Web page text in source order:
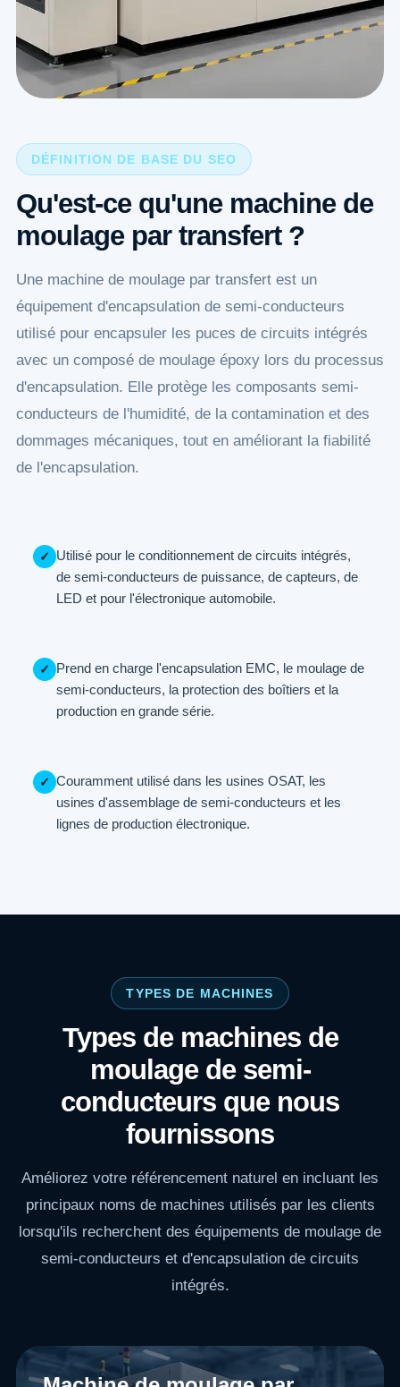
DÉFINITION DE BASE DU SEO
Qu'est-ce qu'une machine de
moulage par transfert ?
Une machine de moulage par transfert est un
équipement d'encapsulation de semi-conducteurs
utilisé pour encapsuler les puces de circuits intégrés
avec un composé de moulage époxy lors du processus
d'encapsulation. Elle protège les composants semi-
conducteurs de l'humidité, de la contamination et des
dommages mécaniques, tout en améliorant la fiabilité
de l'encapsulation.
✓ Utilisé pour le conditionnement de circuits intégrés,
de semi-conducteurs de puissance, de capteurs, de
LED et pour l'électronique automobile.
✓ Prend en charge l'encapsulation EMC, le moulage de
semi-conducteurs, la protection des boîtiers et la
production en grande série.
✓ Couramment utilisé dans les usines OSAT, les
usines d'assemblage de semi-conducteurs et les
lignes de production électronique.
TYPES DE MACHINES
Types de machines de
moulage de semi-
conducteurs que nous
fournissons
Améliorez votre référencement naturel en incluant les
principaux noms de machines utilisés par les clients
lorsqu'ils recherchent des équipements de moulage de
semi-conducteurs et d'encapsulation de circuits
intégrés.